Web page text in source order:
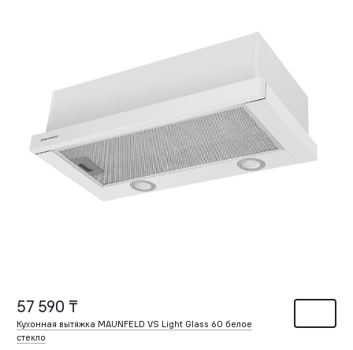
57 590 ₸
Кухонная вытяжка MAUNFELD VS Light Glass 60 белое
стекло